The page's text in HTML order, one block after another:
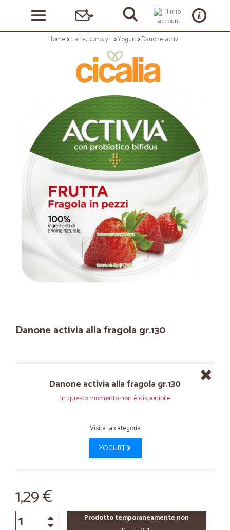
Home Latte, burro, yogurt Yogurt Danone activia alla fragola gr.130
Danone activia alla fragola gr.130
Danone activia alla fragola gr.130
In questo momento non è disponibile
Visita la categoria
YOGURT
1,29 €
Prodotto temporaneamente non